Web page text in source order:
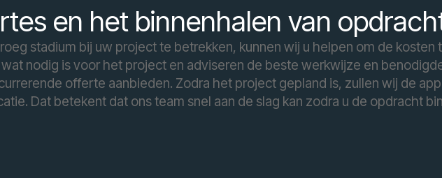
en het binnenhalen van
stadium bij uw project te betrekken, kunnen wij u helpen om de kosten
nodig is voor het project en adviseren de beste werkwijze en
offerte aanbieden. Zodra het project gepland is, zullen wij de
Dat betekent dat ons team snel aan de slag kan zodra u de opdracht